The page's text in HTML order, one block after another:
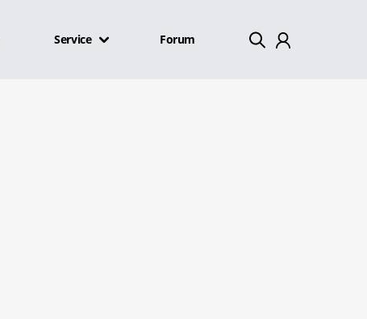
Service Forum